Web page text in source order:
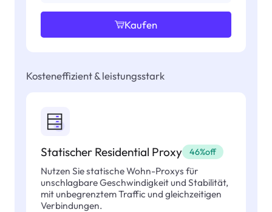
Kaufen
Kosteneffizient & leistungsstark
Statischer Residential Proxy 46%off
Nutzen Sie statische Wohn-Proxys für
unschlagbare Geschwindigkeit und Stabilität,
mit unbegrenztem Traffic und gleichzeitigen
Verbindungen.